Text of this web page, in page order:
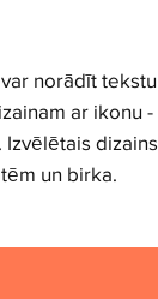
norādīt tekstu
ar ikonu -
dizains
un birka.